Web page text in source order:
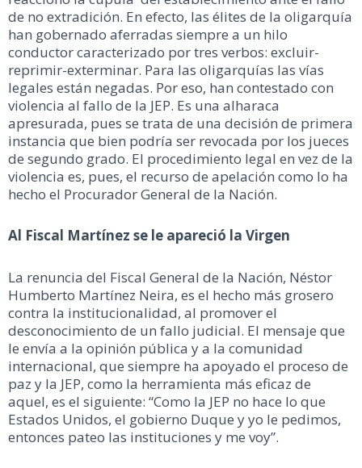
de no extradición. En efecto, las élites de la oligarquía
han gobernado aferradas siempre a un hilo
conductor caracterizado por tres verbos: excluir-
reprimir-exterminar. Para las oligarquías las vías
legales están negadas. Por eso, han contestado con
violencia al fallo de la JEP. Es una alharaca
apresurada, pues se trata de una decisión de primera
instancia que bien podría ser revocada por los jueces
de segundo grado. El procedimiento legal en vez de la
violencia es, pues, el recurso de apelación como lo ha
hecho el Procurador General de la Nación.
Al Fiscal Martínez se le apareció la Virgen
La renuncia del Fiscal General de la Nación, Néstor
Humberto Martínez Neira, es el hecho más grosero
contra la institucionalidad, al promover el
desconocimiento de un fallo judicial. El mensaje que
le envía a la opinión pública y a la comunidad
internacional, que siempre ha apoyado el proceso de
paz y la JEP, como la herramienta más eficaz de
aquel, es el siguiente: “Como la JEP no hace lo que
Estados Unidos, el gobierno Duque y yo le pedimos,
entonces pateo las instituciones y me voy”.